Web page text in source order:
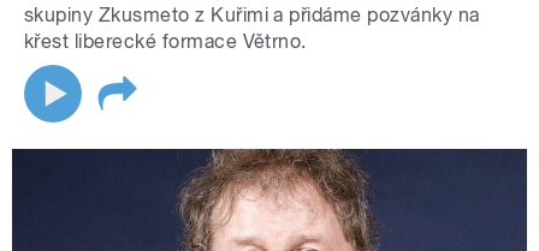
skupiny Zkusmeto z Kuřimi a přidáme pozvánky na
křest liberecké formace Větrno.